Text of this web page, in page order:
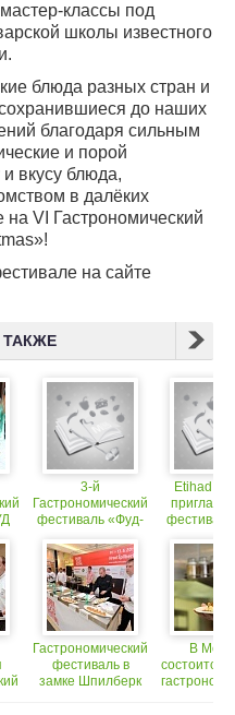
классы под
школы известного
блюда разных стран и
до наших
благодаря сильным
и порой
вкусу блюда,
в далёких
на VI Гастрономический
на сайте
ТАКЖЕ
3-й
Гастрономический
фестиваль «Фуд-
Гастрономический
фестиваль в
замке Шпилберк
Etihad
В
состоится